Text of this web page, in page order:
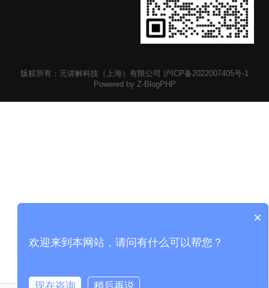
版权所有：元讲解科技（上海）有限公司 沪ICP备2022007405号-1
Powered by Z-BlogPHP
×
欢迎来到本网站，请问有什么可以帮您？